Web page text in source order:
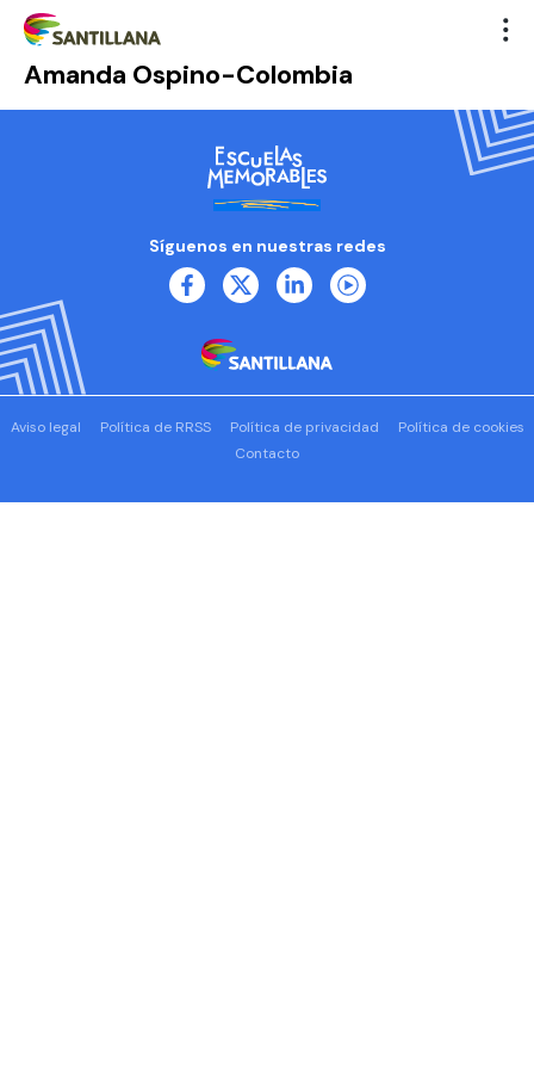
Amanda Ospino-Colombia
Síguenos en nuestras redes
Aviso legal Política de RRSS Política de privacidad
Política de cookies
Contacto